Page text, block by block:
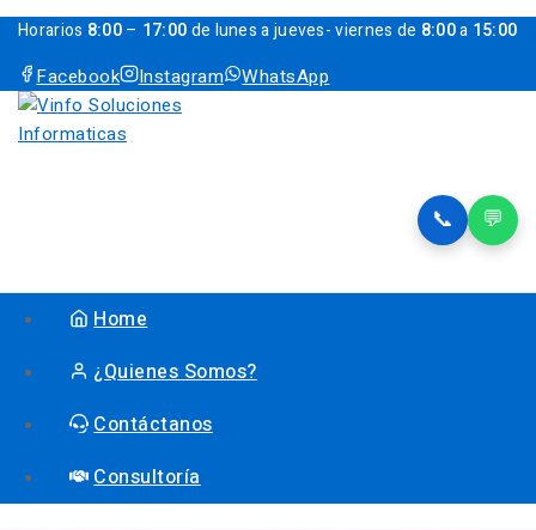
Horarios 8:00– 17:00de lunes a jueves- viernes de 8:00a 15:00
Facebook Instagram WhatsApp
📞 💬
Home
¿Quienes Somos?
Contáctanos
Consultoría